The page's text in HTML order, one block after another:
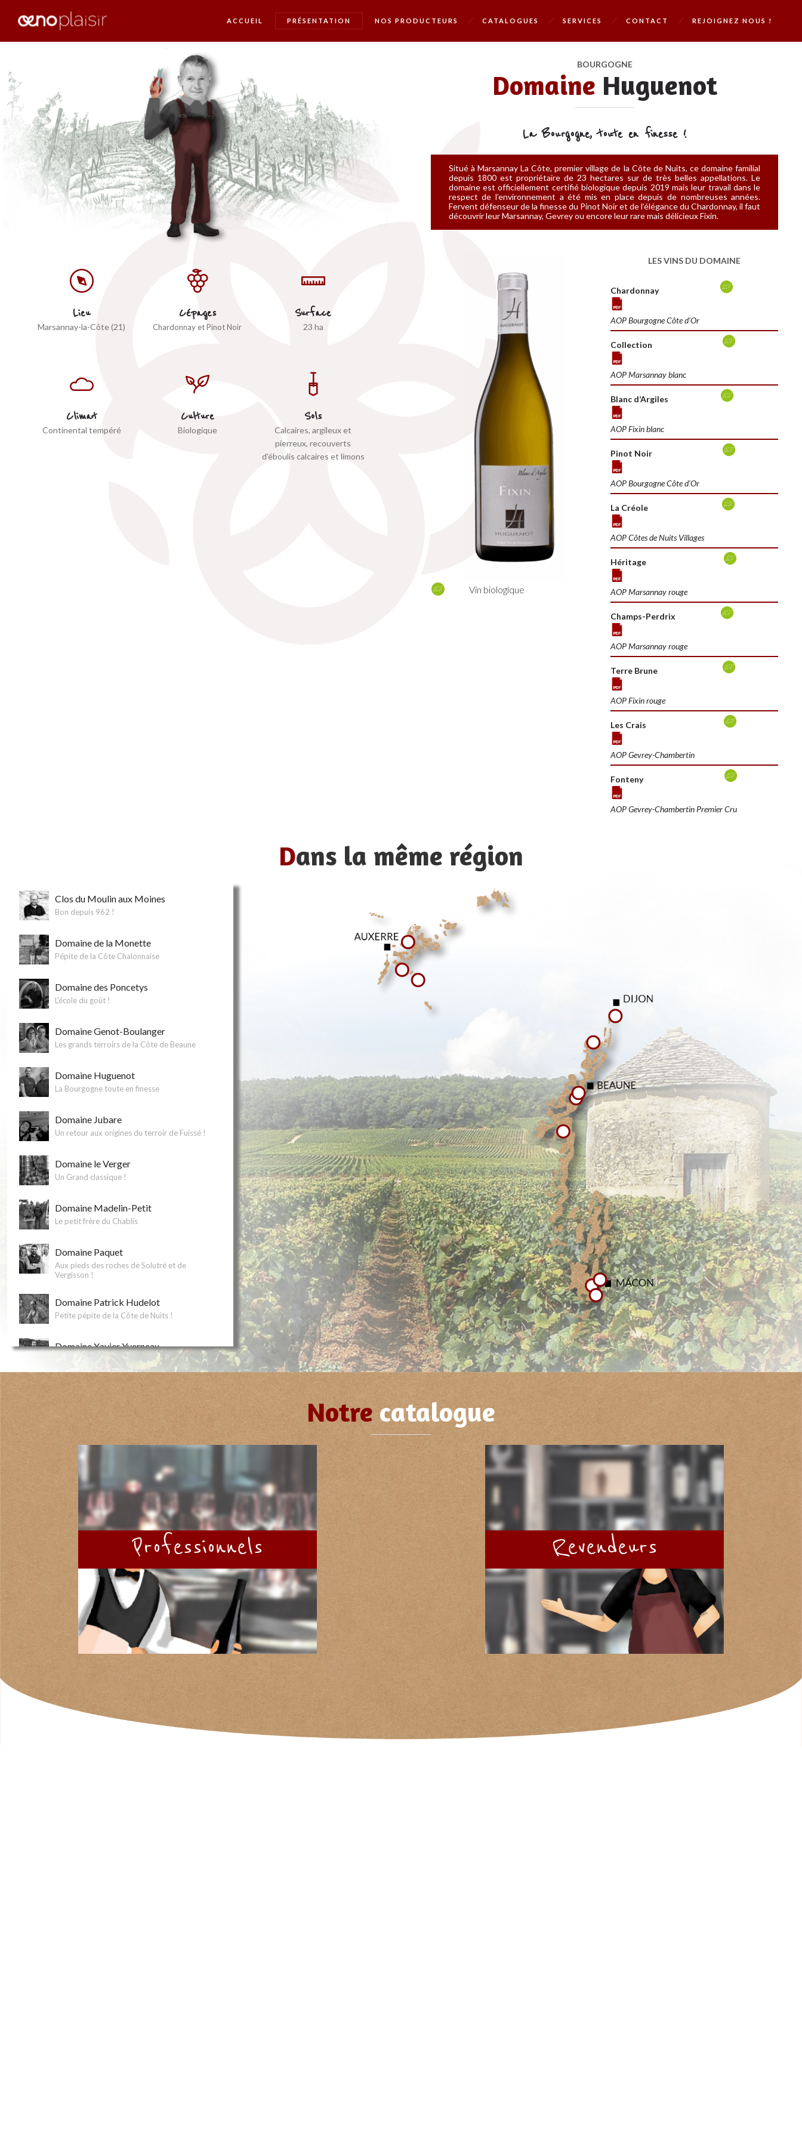
ACCUEIL PRÉSENTATION NOS PRODUCTEURS CATALOGUES SERVICES CONTACT REJOIGNEZ NOUS !
Lieu
Marsannay-la-Côte (21)
Climat
Continental tempéré
Cépages
Chardonnay et Pinot Noir
Culture
Biologique
Surface
23 ha
Sols
Calcaires, argileux et
pierreux, recouverts
d'éboulis calcaires et limons
BOURGOGNE
Domaine Huguenot
La Bourgogne, toute en finesse !
Situé à Marsannay La Côte, premier village de la Côte de Nuits, ce domaine familial
depuis 1800 est propriétaire de 23 hectares sur de très belles appellations. Le
domaine est officiellement certifié biologique depuis 2019 mais leur travail dans le
respect de l’environnement a été mis en place depuis de nombreuses années.
Fervent défenseur de la finesse du Pinot Noir et de l’élégance du Chardonnay, il faut
découvrir leur Marsannay, Gevrey ou encore leur rare mais délicieux Fixin.
Vin biologique
LES VINS DU DOMAINE
Chardonnay
AOP Bourgogne Côte d’Or
Collection
AOP Marsannay blanc
Blanc d’Argiles
AOP Fixin blanc
Pinot Noir
AOP Bourgogne Côte d’Or
La Créole
AOP Côtes de Nuits Villages
Héritage
AOP Marsannay rouge
Champs-Perdrix
AOP Marsannay rouge
Terre Brune
AOP Fixin rouge
Les Crais
AOP Gevrey-Chambertin
Fonteny
AOP Gevrey-Chambertin Premier Cru
Dans la même région
Clos du Moulin aux Moines
Bon depuis 962 !
Domaine de la Monette
Pépite de la Côte Chalonnaise
Domaine des Poncetys
L'école du goût !
Domaine Genot-Boulanger
Les grands terroirs de la Côte de Beaune
Domaine Huguenot
La Bourgogne toute en finesse
Domaine Jubare
Un retour aux origines du terroir de Fuissé !
Domaine le Verger
Un Grand classique !
Domaine Madelin-Petit
Le petit frère du Chablis
Domaine Paquet
Aux pieds des roches de Solutré et de
Vergisson !
Domaine Patrick Hudelot
Petite pépite de la Côte de Nuits !
Domaine Xavier Yverneau
La renaissance d'un vignoble oublié !
Notrecatalogue
Professionnels Revendeurs